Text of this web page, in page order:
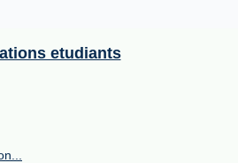
etudiants